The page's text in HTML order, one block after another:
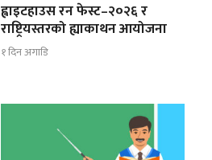
ह्वाइटहाउस रन फेस्ट–२०२६ र
राष्ट्रियस्तरको ह्याकाथन आयोजना
१ दिन अगाडि